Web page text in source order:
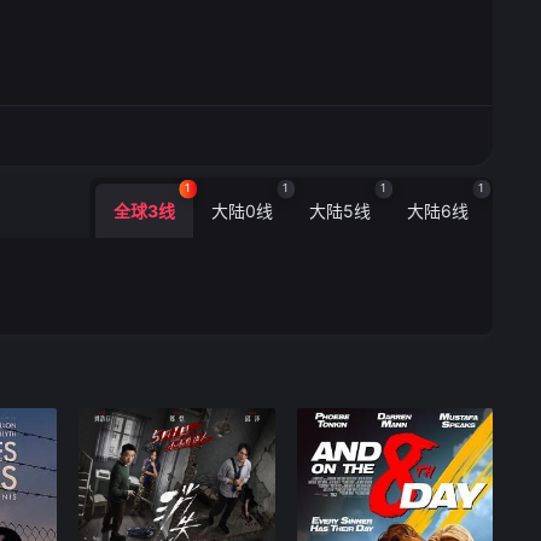
全球3线
1
大陆0线
1
大陆5线
1
大陆6线
1